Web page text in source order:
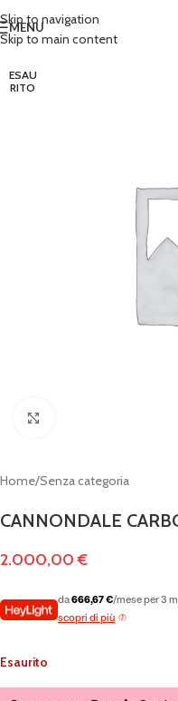
Skip to navigation
Skip to main content
MENU
ESAU
RITO
Home/Senza categoria
CANNONDALE
2.000,00€
da666,67 €/mese per 3
scopri di più
Esaurito